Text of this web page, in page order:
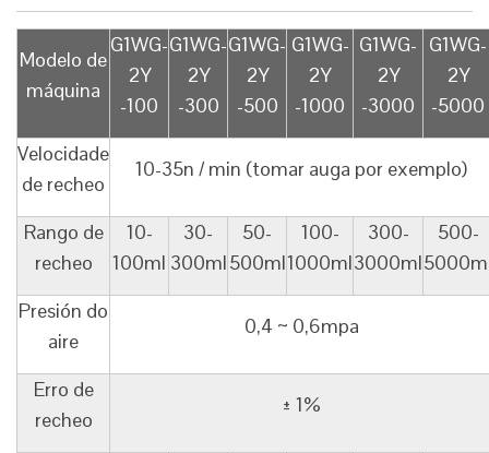
Modelo de
máquina
G1WG-
2Y
-100
G1WG-
2Y
-300
G1WG-
2Y
-500
G1WG-
2Y
-1000
G1WG-
2Y
-3000
G1WG-
2Y
-5000
Velocidade
de recheo
10-35n / min (tomar auga por exemplo)
Rango de
recheo
10-
100ml
30-
300ml
50-
500ml
100-
1000ml
300-
3000ml
500-
Presión do
aire
0,4 ~ 0,6mpa
Erro de
recheo
± 1%